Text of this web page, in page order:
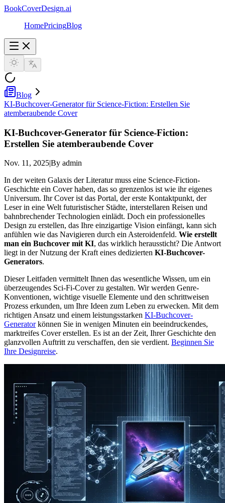
BookCoverDesign.ai
HomePricingBlog
Blog
KI-Buchcover-Generator für Science-Fiction: Erstellen Sie
atemberaubende Cover
KI-Buchcover-Generator für Science-Fiction:
Erstellen Sie atemberaubende Cover
Nov. 11, 2025|By admin
In der weiten Galaxis der Literatur muss eine Science-Fiction-
Geschichte ein Cover haben, das so grenzenlos ist wie ihr eigenes
Universum. Ihr Cover ist das Portal, der erste Kontaktpunkt, der
Leser in eine Welt futuristischer Städte, interstellaren Reisen und
bahnbrechender Technologien einlädt. Doch ein professionelles
Design zu erstellen, das Ihre einzigartige Vision einfängt, kann sich
anfühlen wie das Navigieren durch ein Asteroidenfeld. Wie erstellt
man ein Buchcover mit KI, das wirklich heraussticht? Die Antwort
liegt in der Nutzung der Kraft eines dedizierten KI-Buchcover-
Generators.
Dieser Leitfaden vermittelt Ihnen das wesentliche Wissen, um ein
überzeugendes Sci-Fi-Cover zu gestalten. Wir werden Genre-
Konventionen, wichtige visuelle Elemente und den schrittweisen
Prozess erkunden, um Ihre Ideen zum Leben zu erwecken. Mit dem
richtigen Ansatz und einem leistungsstarken KI-Buchcover-
Generatorkönnen Sie in wenigen Minuten ein beeindruckendes,
marktreifes Cover erstellen. Es ist an der Zeit, Ihrer Geschichte den
glanzvollen Auftritt zu verschaffen, den sie verdient. Beginnen Sie
Ihre Designreise.